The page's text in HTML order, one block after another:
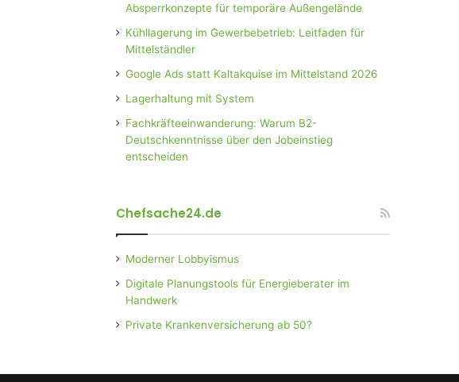
Absperrkonzepte für temporäre Außengelände
Kühllagerung im Gewerbebetrieb: Leitfaden für
Mittelständler
Google Ads statt Kaltakquise im Mittelstand 2026
Lagerhaltung mit System
Fachkräfteeinwanderung: Warum B2-
Deutschkenntnisse über den Jobeinstieg
entscheiden
Chefsache24.de
Moderner Lobbyismus
Digitale Planungstools für Energieberater im
Handwerk
Private Krankenversicherung ab 50?